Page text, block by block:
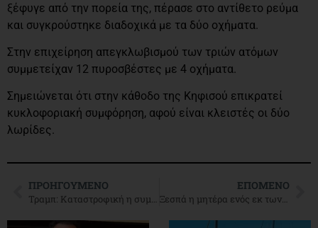
ξέφυγε από την πορεία της, πέρασε στο αντίθετο ρεύμα
και συγκρούστηκε διαδοχικά με τα δύο οχήματα.
Στην επιχείρηση απεγκλωβισμού των τριών ατόμων
συμμετείχαν 12 πυροσβέστες με 4 οχήματα.
Σημειώνεται ότι στην κάθοδο της Κηφισού επικρατεί
κυκλοφοριακή συμφόρηση, αφού είναι κλειστές οι δύο
λωρίδες.
ΠΡΟΗΓΟΎΜΕΝΟ
Τραμπ: Καταστροφική η συμφωνία με το Ιράν
ΕΠΌΜΕΝΟ
Ξεσπά η μητέρα ενός εκ των δύο δολοφονηθέντων αστυνομικών της ομάδας ΔΙΑΣ